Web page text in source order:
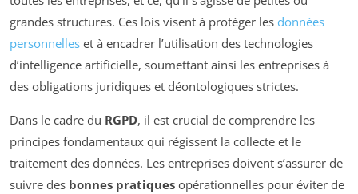
grandes structures. Ces lois visent à protéger les données
personnelles et à encadrer l’utilisation des technologies
d’intelligence artificielle, soumettant ainsi les entreprises à
des obligations juridiques et déontologiques strictes.
Dans le cadre du RGPD, il est crucial de comprendre les
principes fondamentaux qui régissent la collecte et le
traitement des données. Les entreprises doivent s’assurer de
suivre des bonnes pratiques opérationnelles pour éviter de